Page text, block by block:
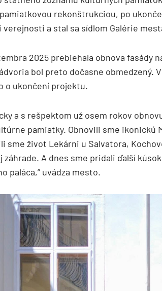
rekonštrukciou, po
a stal sa sídlom Galérie
2025 prebiehala obnova fasády
bol preto dočasne obmedzený.
o ukončení projektu.
a s rešpektom už osem rokov
pamiatky. Obnovili sme ikonickú
sme život Lekárni u Salvatora,
záhrade. A dnes sme pridali ďalší
paláca,” uvádza mesto.